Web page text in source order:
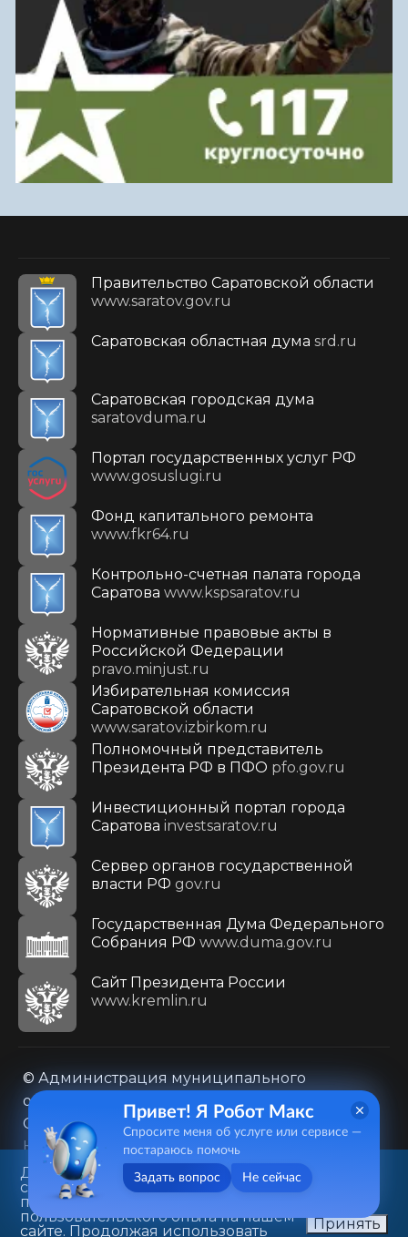
Правительство Саратовской области
www.saratov.gov.ru
Саратовская областная дума srd.ru
Саратовская городская дума
saratovduma.ru
Портал государственных услуг РФ
www.gosuslugi.ru
Фонд капитального ремонта
www.fkr64.ru
Контрольно-счетная палата города
Саратова www.kspsaratov.ru
Нормативные правовые акты в
Российской Федерации
pravo.minjust.ru
Избирательная комиссия
Саратовской области
www.saratov.izbirkom.ru
Полномочный представитель
Президента РФ в ПФО pfo.gov.ru
Инвестиционный портал города
Саратова investsaratov.ru
Сервер органов государственной
власти РФ gov.ru
Государственная Дума Федерального
Собрания РФ www.duma.gov.ru
Cайт Президента России
www.kremlin.ru
© Администрация муниципального
образования городского округа «Город
Саратов»
Контакты
Карта сайта
Политика в отношении обработки
персональных данных
410031, г. Саратов, ул. Первомайская, д. 78
Данный веб-сайт использует
cookie-файлы в целях
предоставления вам лучшего
пользовательского опыта на нашем
сайте. Продолжая использовать
Принять
Привет! Я Робот Макс
Спросите меня об услуге или сервисе —
постараюсь помочь
Задать вопрос Не сейчас